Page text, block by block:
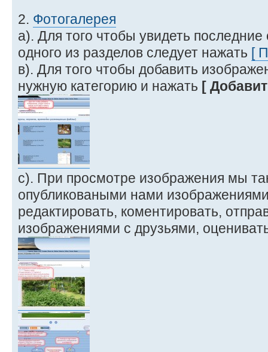
2. Фотогалерея
а). Для того чтобы увидеть
одного из разделов следует нажать [
в). Для того чтобы добавить
нужную категорию и нажать [
с). При просмотре изображения мы
опубликоваными нами
редактировать, коментировать,
изображениями с друзьями,